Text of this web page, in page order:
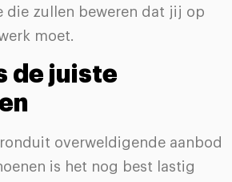
die zullen beweren dat jij op
moet.
de juiste
overweldigende aanbod
is het nog best lastig